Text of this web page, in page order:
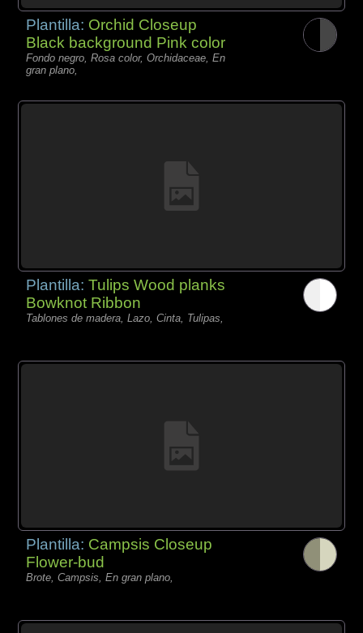
Plantilla: Orchid Closeup
Black background Pink color
Fondo negro, Rosa color, Orchidaceae, En
gran plano,
Plantilla:Tulips Wood planks
Bowknot Ribbon
Tablones de madera, Lazo, Cinta, Tulipas,
Plantilla: Campsis Closeup
Flower-bud
Brote, Campsis, En gran plano,